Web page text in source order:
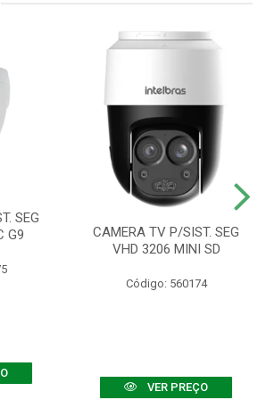
SEG
G9
CAMERA TV P/SIST. SEG
VHD 3206 MINI SD
Código: 560174
VER PREÇO